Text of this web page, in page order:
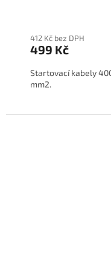
412 Kč bez DPH
499 Kč
Startovací kabely
mm2.